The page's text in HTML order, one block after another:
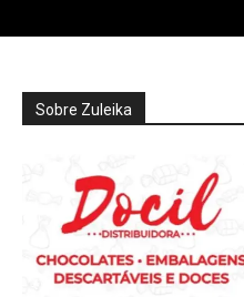
Sobre Zuleika